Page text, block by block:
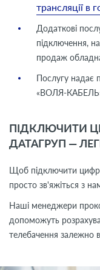
трансляції в
Додаткові
підключення,
продаж
Послугу надає
«ВОЛЯ-
ПІДКЛЮЧИТИ
ДАТАГРУП —
Щоб підключити
просто зв'яжіться з
Наші менеджери
допоможуть
телебачення залежно